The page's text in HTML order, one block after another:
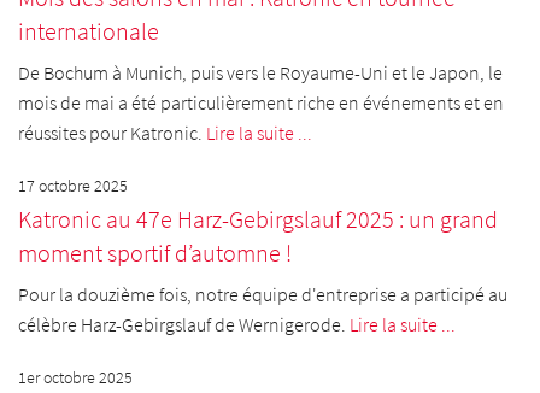
internationale
De Bochum à Munich, puis vers le Royaume-Uni et le Japon, le
mois de mai a été particulièrement riche en événements et en
réussites pour Katronic. Lire la suite ...
17 octobre 2025
Katronic au 47e Harz-Gebirgslauf 2025 : un grand
moment sportif d’automne !
Pour la douzième fois, notre équipe d'entreprise a participé au
célèbre Harz-Gebirgslauf de Wernigerode. Lire la suite ...
1er octobre 2025